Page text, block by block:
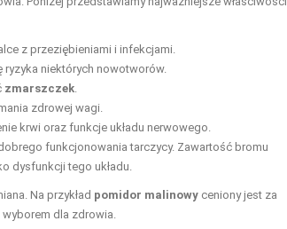
z przeziębieniami i infekcjami.
ryzyka niektórych nowotworów.
zmarszczek
zdrowej wagi.
krwi oraz funkcje układu nerwowego.
funkcjonowania tarczycy. Zawartość bromu
dysfunkcji tego układu.
Na przykład pomidor malinowy ceniony jest za
dla zdrowia.